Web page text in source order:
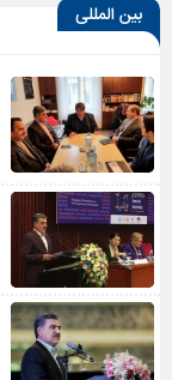
بین المللی